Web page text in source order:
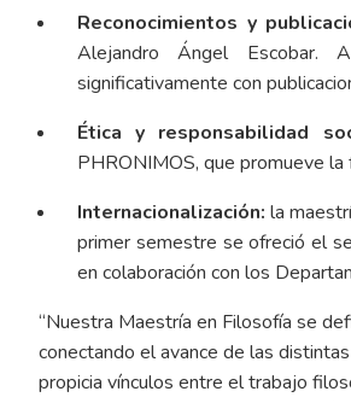
Reconocimientos y
Alejandro Ángel Escobar.
significativamente con
Ética y responsabilidad
PHRONIMOS, que promueve
Internacionalización: la
primer semestre se ofreció el
en colaboración con los
“Nuestra Maestría en Filosofía se
conectando el avance de las
propicia vínculos entre el trabajo